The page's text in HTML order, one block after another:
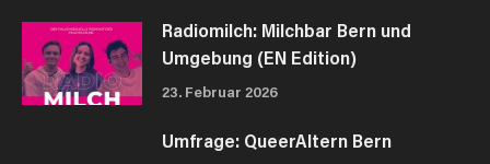
Radiomilch: Milchbar Bern und
Umgebung (EN Edition)
23. Februar 2026
Umfrage: QueerAltern Bern